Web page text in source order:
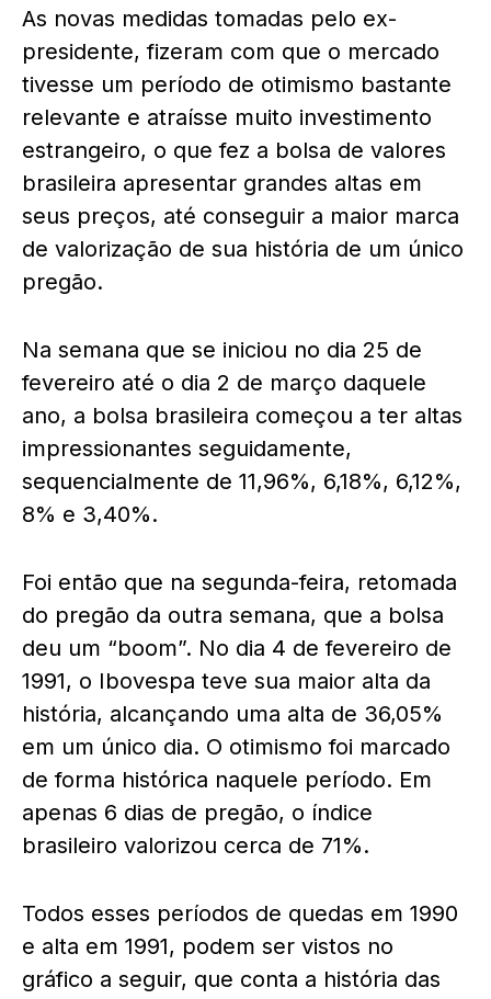
As novas medidas tomadas pelo ex-
presidente, fizeram com que o mercado
tivesse um período de otimismo bastante
relevante e atraísse muito investimento
estrangeiro, o que fez a bolsa de valores
brasileira apresentar grandes altas em
seus preços, até conseguir a maior marca
de valorização de sua história de um único
pregão.
Na semana que se iniciou no dia 25 de
fevereiro até o dia 2 de março daquele
ano, a bolsa brasileira começou a ter altas
impressionantes seguidamente,
sequencialmente de 11,96%, 6,18%, 6,12%,
8% e 3,40%.
Foi então que na segunda-feira, retomada
do pregão da outra semana, que a bolsa
deu um “boom”. No dia 4 de fevereiro de
1991, o Ibovespa teve sua maior alta da
história, alcançando uma alta de 36,05%
em um único dia. O otimismo foi marcado
de forma histórica naquele período. Em
apenas 6 dias de pregão, o índice
brasileiro valorizou cerca de 71%.
Todos esses períodos de quedas em 1990
e alta em 1991, podem ser vistos no
gráfico a seguir, que conta a história das